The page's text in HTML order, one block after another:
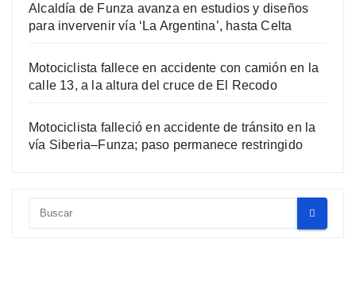
Alcaldía de Funza avanza en estudios y diseños
para invervenir vía ‘La Argentina’, hasta Celta
Motociclista fallece en accidente con camión en la
calle 13, a la altura del cruce de El Recodo
Motociclista falleció en accidente de tránsito en la
vía Siberia–Funza; paso permanece restringido